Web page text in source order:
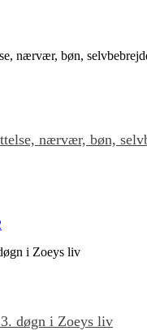
nærvær, bøn,
nærvær, bøn,
i Zoeys liv
døgn i Zoeys liv